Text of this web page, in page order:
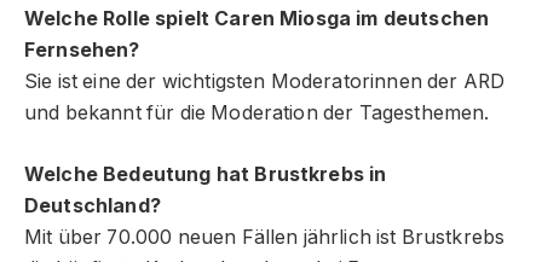
Welche Rolle spielt Caren Miosga im deutschen
Fernsehen?
Sie ist eine der wichtigsten Moderatorinnen der ARD
und bekannt für die Moderation der Tagesthemen.
Welche Bedeutung hat Brustkrebs in
Deutschland?
Mit über 70.000 neuen Fällen jährlich ist Brustkrebs